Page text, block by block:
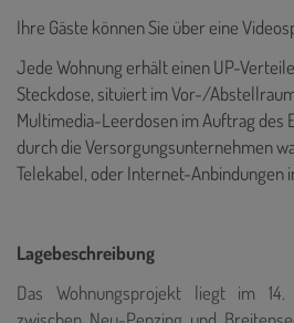
Ihre Gäste können Sie über eine
Jede Wohnung erhält einen UP-
Steckdose, situiert im Vor-/
Multimedia-Leerdosen im Auftrag des
durch die Versorgungsunternehmen
Telekabel, oder Internet-Anbindungen
Lagebeschreibung
Das Wohnungsprojekt liegt im 14.